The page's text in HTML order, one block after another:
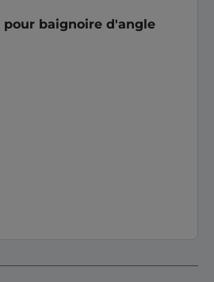
baignoire d'angle